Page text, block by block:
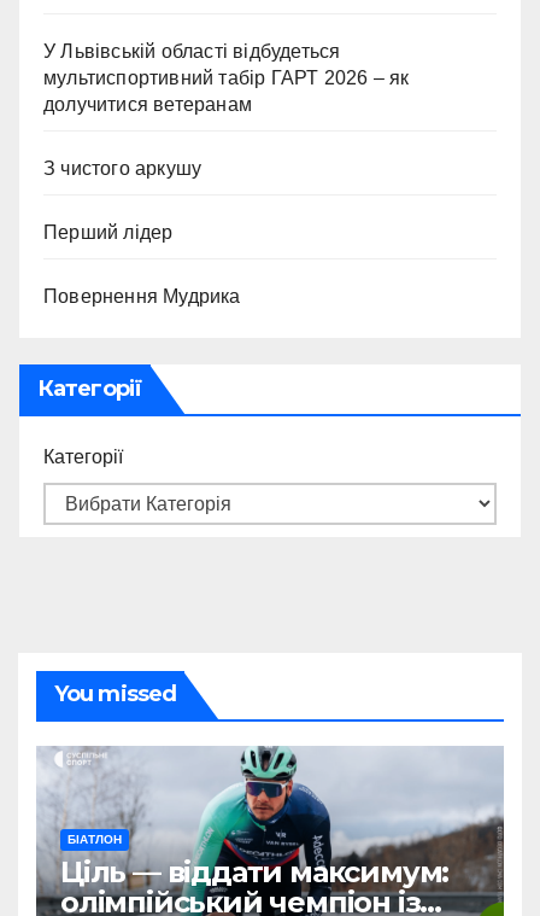
У Львівській області відбудеться
мультиспортивний табір ГАРТ 2026 – як
долучитися ветеранам
З чистого аркушу
Перший лідер
Повернення Мудрика
Категорії
Категорії
You missed
БІАТЛОН
Ціль — віддати максимум:
олімпійський чемпіон із